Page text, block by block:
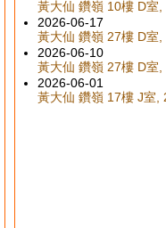
黃大仙 鑽嶺 10樓 D室,
2026-06-17
黃大仙 鑽嶺 27樓 D室,
2026-06-10
黃大仙 鑽嶺 27樓 D室,
2026-06-01
黃大仙 鑽嶺 17樓 J室,